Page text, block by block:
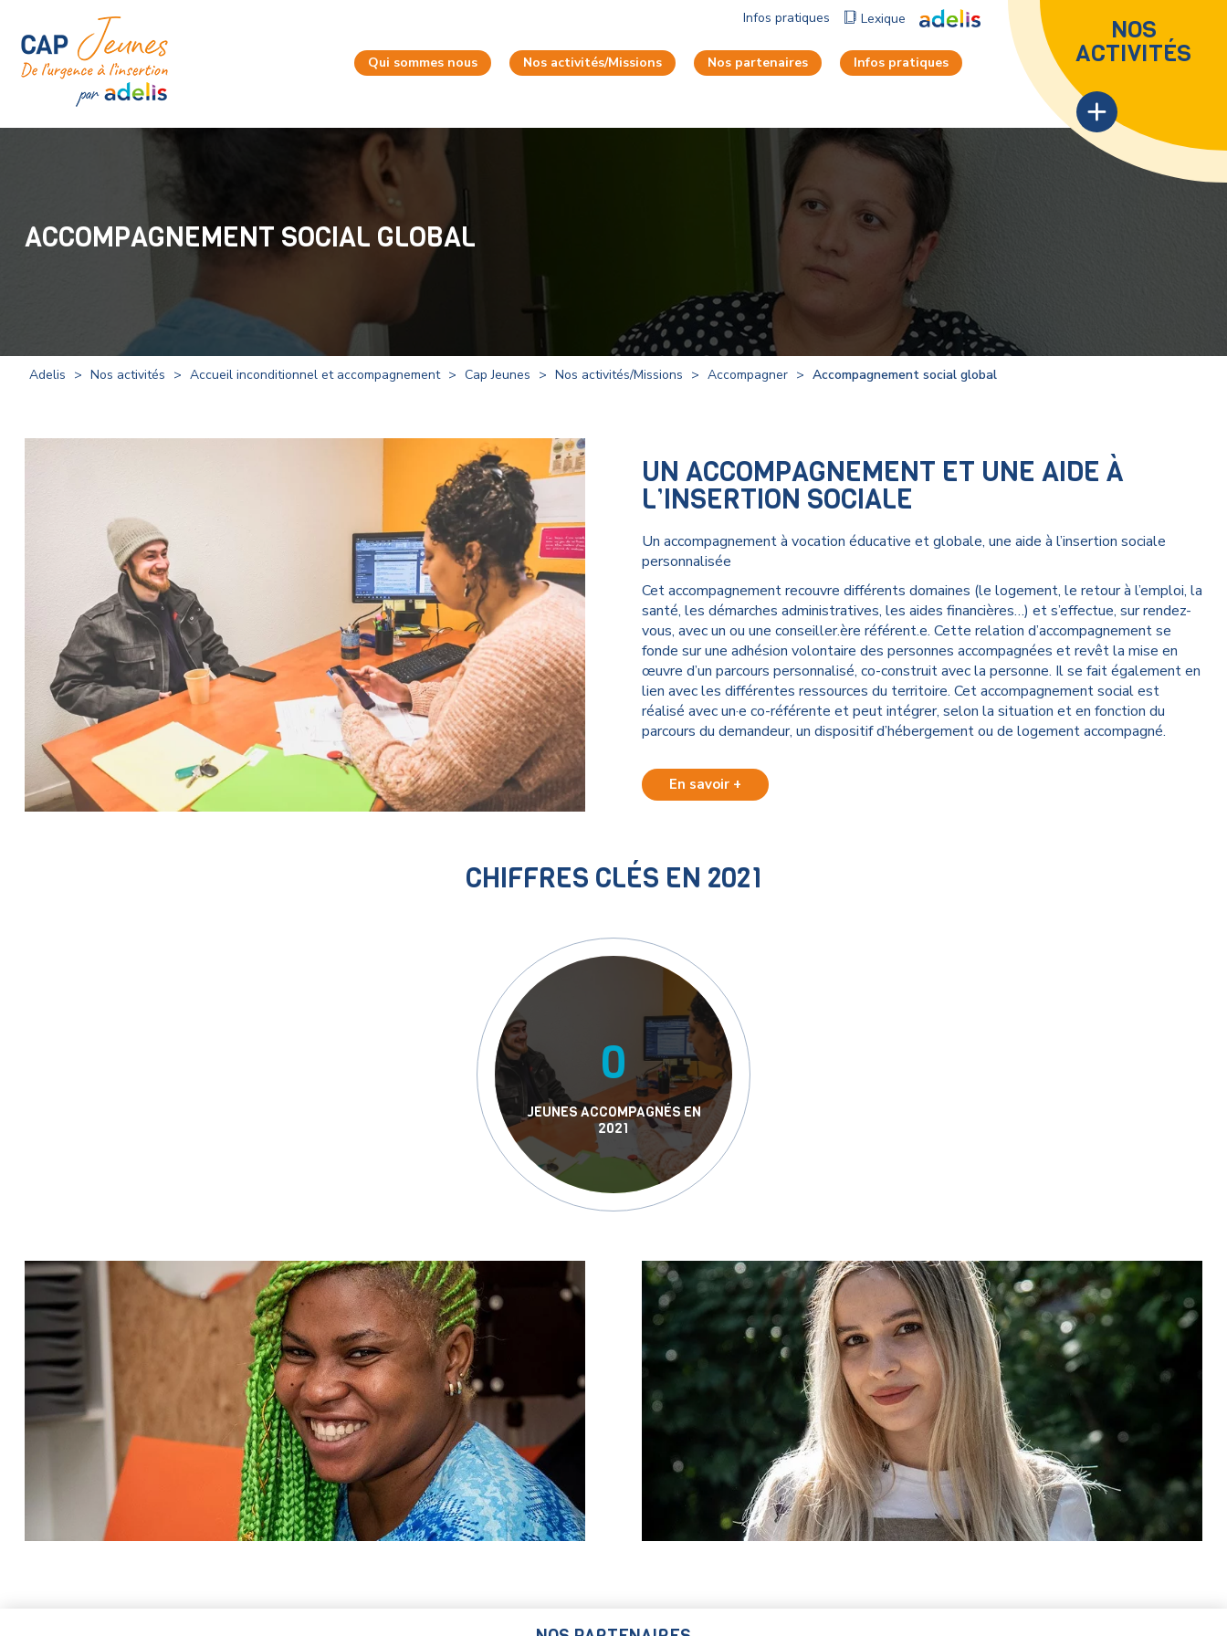
Infos pratiques Lexique
Qui sommes nous Nos activités/Missions Nos partenaires Infos pratiques
NOS
ACTIVITÉS
ACCOMPAGNEMENT SOCIAL GLOBAL
Adelis > Nos activités > Accueil inconditionnel et accompagnement > Cap Jeunes > Nos activités/Missions > Accompagner > Accompagnement social global
UN ACCOMPAGNEMENT ET UNE AIDE À
L’INSERTION SOCIALE
Un accompagnement à vocation éducative et globale, une aide à l’insertion sociale
personnalisée
Cet accompagnement recouvre différents domaines (le logement, le retour à l’emploi, la
santé, les démarches administratives, les aides financières…) et s’effectue, sur rendez-
vous, avec un ou une conseiller.ère référent.e. Cette relation d’accompagnement se
fonde sur une adhésion volontaire des personnes accompagnées et revêt la mise en
œuvre d’un parcours personnalisé, co-construit avec la personne. Il se fait également en
lien avec les différentes ressources du territoire. Cet accompagnement social est
réalisé avec un·e co-référente et peut intégrer, selon la situation et en fonction du
parcours du demandeur, un dispositif d’hébergement ou de logement accompagné.
En savoir +
CHIFFRES CLÉS EN 2021
0
JEUNES ACCOMPAGNÉS EN
2021